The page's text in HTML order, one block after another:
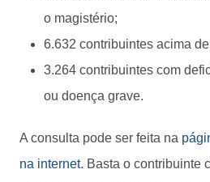
o magistério;
6.632 contribuintes acima
3.264 contribuintes com
ou doença grave.
A consulta pode ser feita na
na internet. Basta o contribuinte